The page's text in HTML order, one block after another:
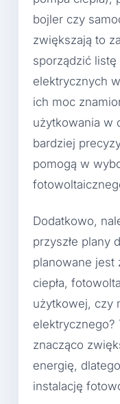
bojler czy
zwiększają to
sporządzić
elektrycznych
ich moc
użytkowania w
bardziej
pomogą w
Dodatkowo,
przyszłe plany
planowane jest
ciepła,
użytkowej, czy
elektrycznego?
znacząco
energię,
instalację